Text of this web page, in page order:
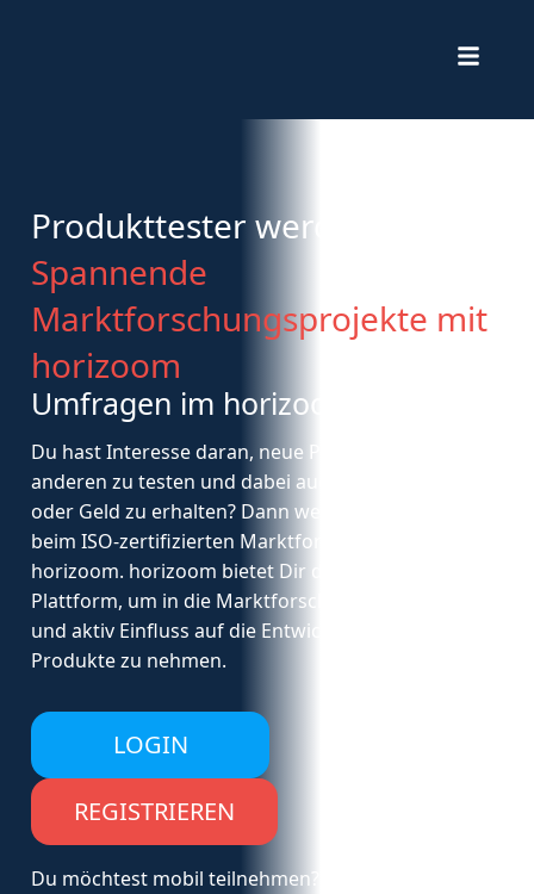
Produkttester werden:
Spannende
Marktforschungsprojekte mit
horizoom
Umfragen im horizoom-Panel
Du hast Interesse daran, neue Produkte vor allen
anderen zu testen und dabei auch noch Gutscheine
oder Geld zu erhalten? Dann werde
beim ISO-zertifizierten Marktforschungs
horizoom. horizoom bietet Dir die perfekte
Plattform, um in die Marktforschung einzusteigen
und aktiv Einfluss auf die Entwicklung neuer
Produkte zu nehmen.
LOGIN
REGISTRIEREN
Du möchtest mobil teilnehmen?